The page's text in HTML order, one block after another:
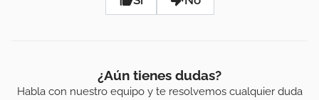
¿Aún tienes dudas?
Habla con nuestro equipo y te resolvemos cualquier duda